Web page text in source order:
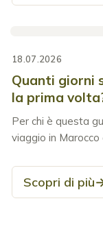
18.07.2026
Quanti giorni
la prima
Per chi è questa
viaggio in Marocco
Scopri di più